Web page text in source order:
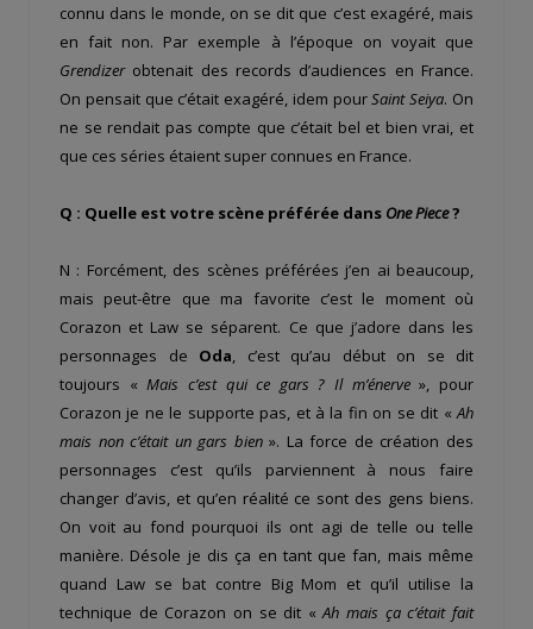
connu dans le monde, on se dit que c’est exagéré, mais
en fait non. Par exemple à l’époque on voyait que
Grendizerobtenait des records d’audiences en France.
On pensait que c’était exagéré, idem pourSaint Seiya. On
ne se rendait pas compte que c’était bel et bien vrai, et
que ces séries étaient super connues en France.
Q : Quelle est votre scène préférée dans One Piece?
N : Forcément, des scènes préférées j’en ai beaucoup,
mais peut-être que ma favorite c’est le moment où
Corazon et Law se séparent. Ce que j’adore dans les
personnages de Oda, c’est qu’au début on se dit
toujours «Mais c’est qui ce gars ? Il m’énerve», pour
Corazon je ne le supporte pas, et à la fin on se dit « Ah
mais non c’était un gars bien». La force de création des
personnages c’est qu’ils parviennent à nous faire
changer d’avis, et qu’en réalité ce sont des gens biens.
On voit au fond pourquoi ils ont agi de telle ou telle
manière. Désole je dis ça en tant que fan, mais même
quand Law se bat contre Big Mom et qu’il utilise la
technique de Corazon on se dit «Ah mais ça c’était fait